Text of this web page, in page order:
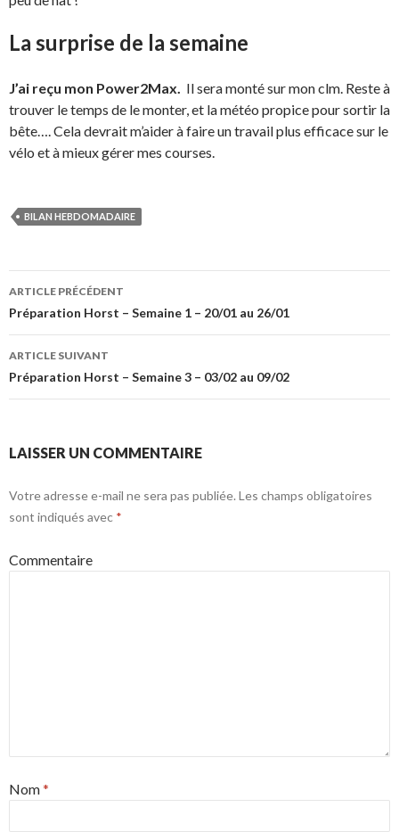
La surprise de la semaine
J’ai reçu mon Power2Max. Il sera monté sur mon clm. Reste à
trouver le temps de le monter, et la météo propice pour sortir la
bête…. Cela devrait m’aider à faire un travail plus efficace sur le
vélo et à mieux gérer mes courses.
BILAN HEBDOMADAIRE
Navigation
des
articles
ARTICLE PRÉCÉDENT
Préparation Horst – Semaine 1 – 20/01 au 26/01
ARTICLE SUIVANT
Préparation Horst – Semaine 3 – 03/02 au 09/02
LAISSER UN COMMENTAIRE
Votre adresse e-mail ne sera pas publiée. Les champs obligatoires
sont indiqués avec *
Commentaire
Nom*